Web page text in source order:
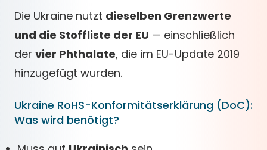
Die Ukraine nutzt dieselben Grenzwerte
und die Stoffliste der EU — einschließlich
der vier Phthalate, die im EU-Update 2019
hinzugefügt wurden.
Ukraine RoHS-Konformitätserklärung (DoC):
Was wird benötigt?